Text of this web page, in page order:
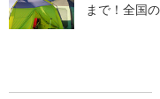
まで！全国